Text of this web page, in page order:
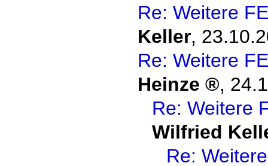
Re: Weitere
Keller,
Re: Weitere
Heinze
,
Re: Weitere
Wilfried
Re: